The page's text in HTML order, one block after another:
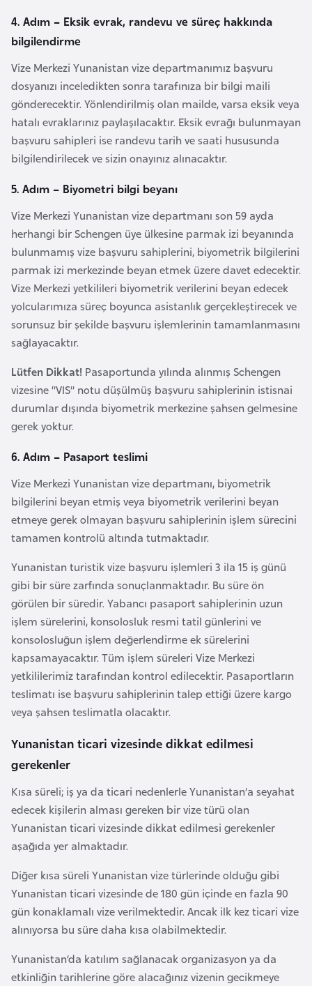
4. Adım – Eksik evrak, randevu ve süreç hakkında
bilgilendirme
Vize Merkezi Yunanistan vize departmanımız başvuru
dosyanızı inceledikten sonra tarafınıza bir bilgi maili
gönderecektir. Yönlendirilmiş olan mailde, varsa eksik veya
hatalı evraklarınız paylaşılacaktır. Eksik evrağı bulunmayan
başvuru sahipleri ise randevu tarih ve saati hususunda
bilgilendirilecek ve sizin onayınız alınacaktır.
5. Adım – Biyometri bilgi beyanı
Vize Merkezi Yunanistan vize departmanı son 59 ayda
herhangi bir Schengen üye ülkesine parmak izi beyanında
bulunmamış vize başvuru sahiplerini, biyometrik bilgilerini
parmak izi merkezinde beyan etmek üzere davet edecektir.
Vize Merkezi yetkilileri biyometrik verilerini beyan edecek
yolcularımıza süreç boyunca asistanlık gerçekleştirecek ve
sorunsuz bir şekilde başvuru işlemlerinin tamamlanmasını
sağlayacaktır.
Lütfen Dikkat! Pasaportunda yılında alınmış Schengen
vizesine ‘’VIS’’ notu düşülmüş başvuru sahiplerinin istisnai
durumlar dışında biyometrik merkezine şahsen gelmesine
gerek yoktur.
6. Adım – Pasaport teslimi
Vize Merkezi Yunanistan vize departmanı, biyometrik
bilgilerini beyan etmiş veya biyometrik verilerini beyan
etmeye gerek olmayan başvuru sahiplerinin işlem sürecini
tamamen kontrolü altında tutmaktadır.
Yunanistan turistik vize başvuru işlemleri 3 ila 15 iş günü
gibi bir süre zarfında sonuçlanmaktadır. Bu süre ön
görülen bir süredir. Yabancı pasaport sahiplerinin uzun
işlem sürelerini, konsolosluk resmi tatil günlerini ve
konsolosluğun işlem değerlendirme ek sürelerini
kapsamayacaktır. Tüm işlem süreleri Vize Merkezi
yetkililerimiz tarafından kontrol edilecektir. Pasaportların
teslimatı ise başvuru sahiplerinin talep ettiği üzere kargo
veya şahsen teslimatla olacaktır.
Yunanistan ticari vizesinde dikkat edilmesi
gerekenler
Kısa süreli; iş ya da ticari nedenlerle Yunanistan’a seyahat
edecek kişilerin alması gereken bir vize türü olan
Yunanistan ticari vizesinde dikkat edilmesi gerekenler
aşağıda yer almaktadır.
Diğer kısa süreli Yunanistan vize türlerinde olduğu gibi
Yunanistan ticari vizesinde de 180 gün içinde en fazla 90
gün konaklamalı vize verilmektedir. Ancak ilk kez ticari vize
alınıyorsa bu süre daha kısa olabilmektedir.
Yunanistan’da katılım sağlanacak organizasyon ya da
etkinliğin tarihlerine göre alacağınız vizenin gecikmeye
u
d
G
u
y
n
a
H
i
n
d
i
s
a
n
ı
v
a
t
i
s
t
a
n
H
o
l
l
n
d
a
İ
n
i
l
t
e
r
e